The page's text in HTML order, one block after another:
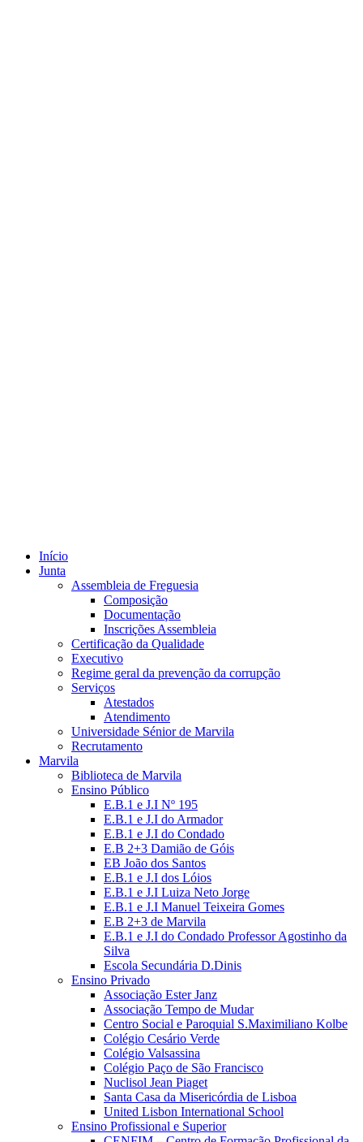
Início
Junta
Assembleia de Freguesia
Composição
Documentação
Inscrições Assembleia
Certificação da Qualidade
Executivo
Regime geral da prevenção da corrupção
Serviços
Atestados
Atendimento
Universidade Sénior de Marvila
Recrutamento
Marvila
Biblioteca de Marvila
Ensino Público
E.B.1 e J.I Nº 195
E.B.1 e J.I do Armador
E.B.1 e J.I do Condado
E.B 2+3 Damião de Góis
EB João dos Santos
E.B.1 e J.I dos Lóios
E.B.1 e J.I Luiza Neto Jorge
E.B.1 e J.I Manuel Teixeira Gomes
E.B 2+3 de Marvila
E.B.1 e J.I do Condado Professor Agostinho da
Silva
Escola Secundária D.Dinis
Ensino Privado
Associação Ester Janz
Associação Tempo de Mudar
Centro Social e Paroquial S.Maximiliano Kolbe
Colégio Cesário Verde
Colégio Valsassina
Colégio Paço de São Francisco
Nuclisol Jean Piaget
Santa Casa da Misericórdia de Lisboa
United Lisbon International School
Ensino Profissional e Superior